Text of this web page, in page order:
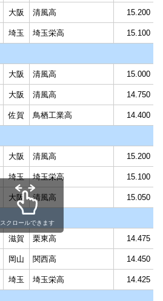
大阪 清風高 15.200
埼玉 埼玉栄高 15.100
大阪 清風高 15.000
大阪 清風高 14.750
佐賀 鳥栖工業高 14.400
大阪 清風高 15.200
埼玉 埼玉栄高 15.100
大阪 清風高 15.050
滋賀 栗東高 14.475
岡山 関西高 14.450
埼玉 埼玉栄高 14.425
スクロールできます